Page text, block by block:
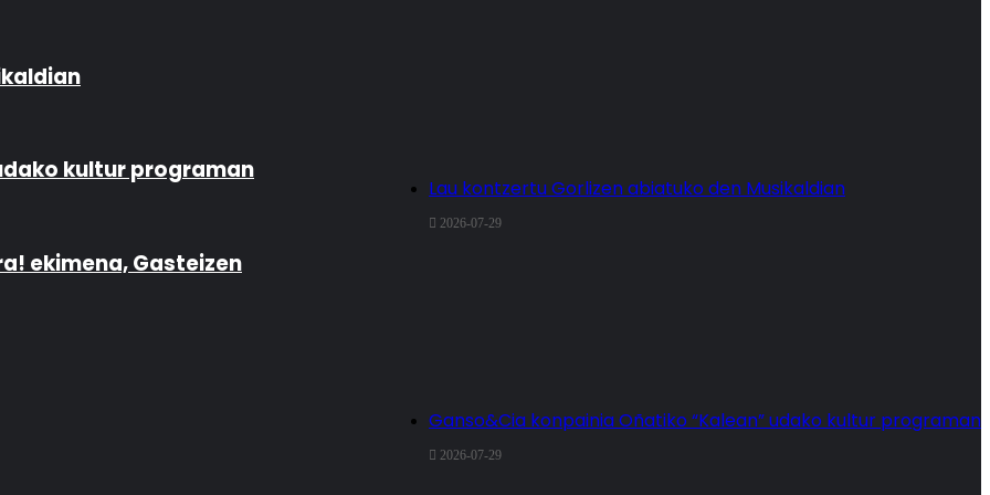
Lau kontzertu Gorlizen abiatuko den Musikaldian
2026-07-29
Ganso&Cia konpainia Oñatiko “Kalean” udako kultur programan
2026-07-29
kultur programan
ekimena, Gasteizen